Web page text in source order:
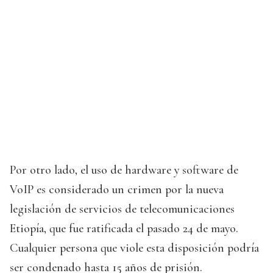
Por otro lado, el uso de hardware y software de
VoIP es considerado un crimen por la nueva
legislación de servicios de telecomunicaciones
Etiopía, que fue ratificada el pasado 24 de mayo.
Cualquier persona que viole esta disposición podría
ser condenado hasta 15 años de prisión.